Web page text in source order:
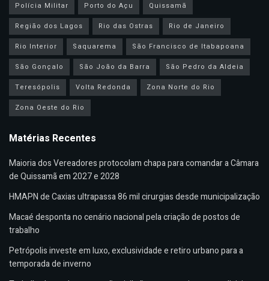
Polícia Militar
Porto do Açu
Quissamã
Região dos Lagos
Rio das Ostras
Rio de Janeiro
Rio Interior
Saquarema
São Francisco de Itabapoana
São Gonçalo
São João da Barra
São Pedro da Aldeia
Teresópolis
Volta Redonda
Zona Norte do Rio
Zona Oeste do Rio
Matérias Recentes
Maioria dos Vereadores protocolam chapa para comandar a Câmara
de Quissamã em 2027 e 2028
HMAPN de Caxias ultrapassa 86 mil cirurgias desde municipalização
Macaé desponta no cenário nacional pela criação de postos de
trabalho
Petrópolis investe em luxo, exclusividade e retiro urbano para a
temporada de inverno